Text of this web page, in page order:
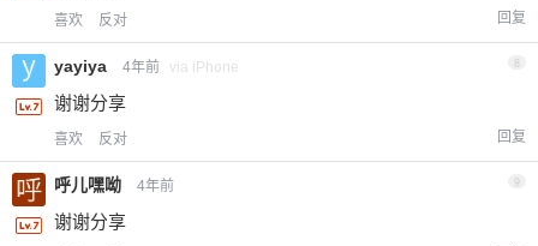
喜欢 反对 回复
yayiya 4年前 via iPhone
谢谢分享
喜欢 反对 回复
呼儿嘿呦 4年前 9
谢谢分享